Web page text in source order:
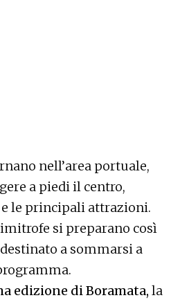
nell’area portuale,
a piedi il centro,
le principali attrazioni.
si preparano così
a sommarsi a
edizione di Boramata, la